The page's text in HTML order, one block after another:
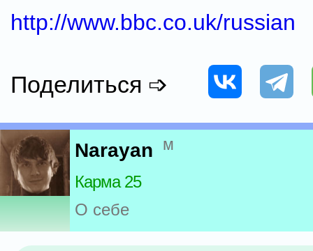
http://www.bbc.co.uk/russian
Поделиться ➩
Narayan м
Карма 25
О себе